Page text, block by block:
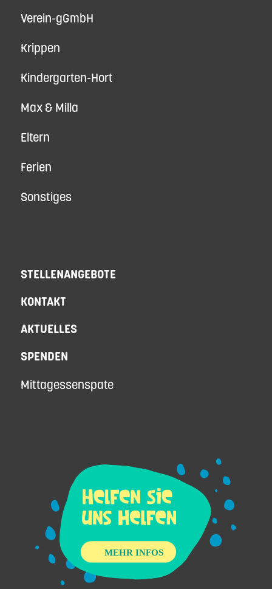
Verein-gGmbH
Krippen
Kindergarten-Hort
Max & Milla
Eltern
Ferien
Sonstiges
STELLENANGEBOTE
KONTAKT
AKTUELLES
SPENDEN
Mittagessenspate